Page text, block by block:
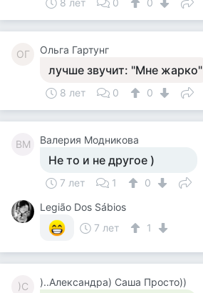
8 лет 0 0
ОГ Ольга Гартунг
лучше звучит: "Мне жарко"
8 лет 0 0
ВМ Валерия Модникова
Не то и не другое )
7 лет 1
0
Legião Dos Sábios
7 лет
1
)С )..Александра) Саша Просто))